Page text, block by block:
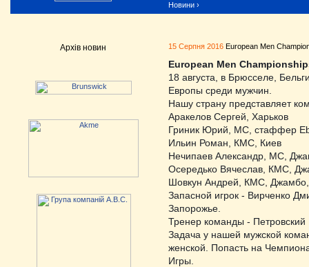
Новини ›
Архів новин 15 Серпня 2016 European Men
European Men
18 августа, в Брюсселе,
Европы среди мужчин.
Нашу страну представляет
Аракелов Сергей, Харьков
Гриник Юрий, МС, стаффер
Ильин Роман, КМС, Киев
Нечипаев Александр, МС,
Осередько Вячеслав, КМС,
Шовкун Андрей, КМС,
Запасной игрок - Вирченко
Запорожье.
Тренер команды -
Задача у нашей мужской
женской. Попасть на
Игры.